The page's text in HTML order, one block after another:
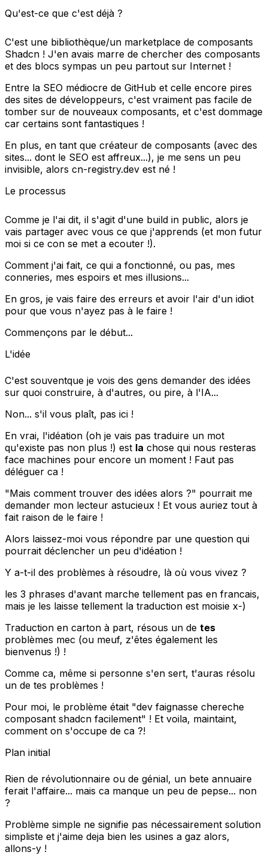
Qu'est-ce que c'est déjà ?
C'est une bibliothèque/un marketplace de composants
Shadcn ! J'en avais marre de chercher des composants
et des blocs sympas un peu partout sur Internet !
Entre la SEO médiocre de GitHub et celle encore pires
des sites de développeurs, c'est vraiment pas facile de
tomber sur de nouveaux composants, et c'est dommage
car certains sont fantastiques !
En plus, en tant que créateur de composants (avec des
sites... dont le SEO est affreux...), je me sens un peu
invisible, alors cn-registry.dev est né !
Le processus
Comme je l'ai dit, il s'agit d'une build in public, alors je
vais partager avec vous ce que j'apprends (et mon futur
moi si ce con se met a ecouter !).
Comment j'ai fait, ce qui a fonctionné, ou pas, mes
conneries, mes espoirs et mes illusions...
En gros, je vais faire des erreurs et avoir l'air d'un idiot
pour que vous n'ayez pas à le faire !
Commençons par le début...
L'idée
C'est souventque je vois des gens demander des idées
sur quoi construire, à d'autres, ou pire, à l'IA...
Non... s'il vous plaît, pas ici !
En vrai, l'idéation (oh je vais pas traduire un mot
qu'existe pas non plus !) est la chose qui nous resteras
face machines pour encore un moment ! Faut pas
déléguer ca !
"Mais comment trouver des idées alors ?" pourrait me
demander mon lecteur astucieux ! Et vous auriez tout à
fait raison de le faire !
Alors laissez-moi vous répondre par une question qui
pourrait déclencher un peu d'idéation !
Y a-t-il des problèmes à résoudre, là où vous vivez ?
les 3 phrases d'avant marche tellement pas en francais,
mais je les laisse tellement la traduction est moisie x-)
Traduction en carton à part, résous un de tes
problèmes mec (ou meuf, z'êtes également les
bienvenus !) !
Comme ca, même si personne s'en sert, t'auras résolu
un de tes problèmes !
Pour moi, le problème était "dev faignasse chereche
composant shadcn facilement" ! Et voila, maintaint,
comment on s'occupe de ca ?!
Plan initial
Rien de révolutionnaire ou de génial, un bete annuaire
ferait l'affaire... mais ca manque un peu de pepse... non
?
Problème simple ne signifie pas nécessairement solution
simpliste et j'aime deja bien les usines a gaz alors,
allons-y !